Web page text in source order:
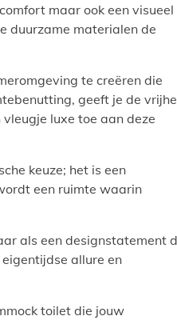
maar ook een visueel
duurzame materialen de
te creëren die
geeft je de
luxe toe aan deze
keuze; het is een
een ruimte waarin
als een designstatement
allure en
toilet die jouw